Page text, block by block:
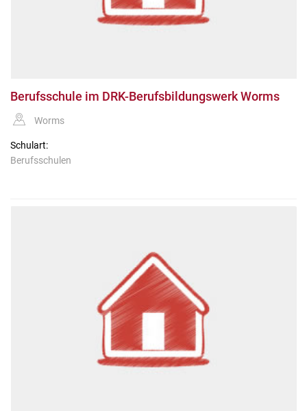
Berufsschule im DRK-Berufsbildungswerk Worms
Worms
Schulart:
Berufsschulen